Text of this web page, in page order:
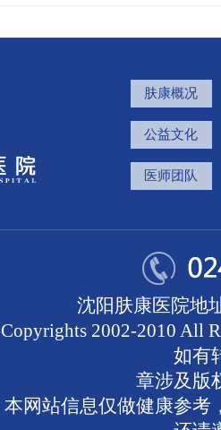
肤康概况
公益文化
医师团队
沈阳肤康医院地
Copyrights 2002-2010 All
如有
章涉及版
本网站信息仅做健康参考